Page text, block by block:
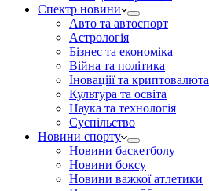
Спектр новини
Авто та автоспорт
Астрологія
Бізнес та економіка
Війна та політика
Іноваціії та криптовалюта
Культура та освіта
Наука та технологія
Суспільство
Новини спорту
Новини баскетболу
Новини боксу
Новини важкої атлетики